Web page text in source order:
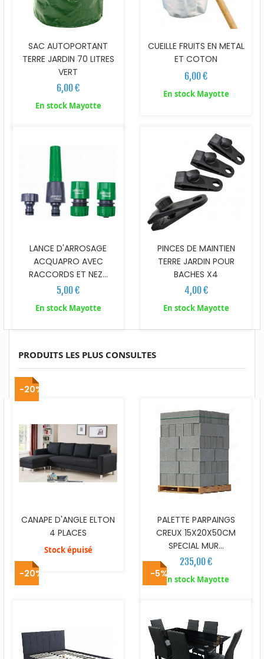
SAC AUTOPORTANT
TERRE JARDIN 70 LITRES
VERT
6,00 €
En stock Mayotte
CUEILLE FRUITS EN METAL
ET COTON
6,00 €
En stock Mayotte
LANCE D'ARROSAGE
ACQUAPRO AVEC
RACCORDS ET NEZ...
5,00 €
En stock Mayotte
PINCES DE MAINTIEN
TERRE JARDIN POUR
BACHES X4
4,00 €
En stock Mayotte
PRODUITS LES PLUS CONSULTES
-20%
CANAPE D'ANGLE ELTON
4 PLACES
Stock épuisé
PALETTE PARPAINGS
CREUX 15X20X50CM
SPECIAL MUR...
235,00 €
En stock Mayotte
-20% -5%